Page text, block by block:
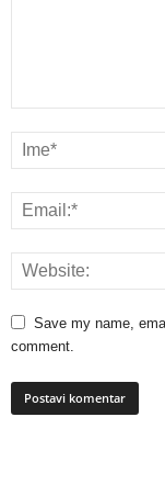
Save my name,
comment.